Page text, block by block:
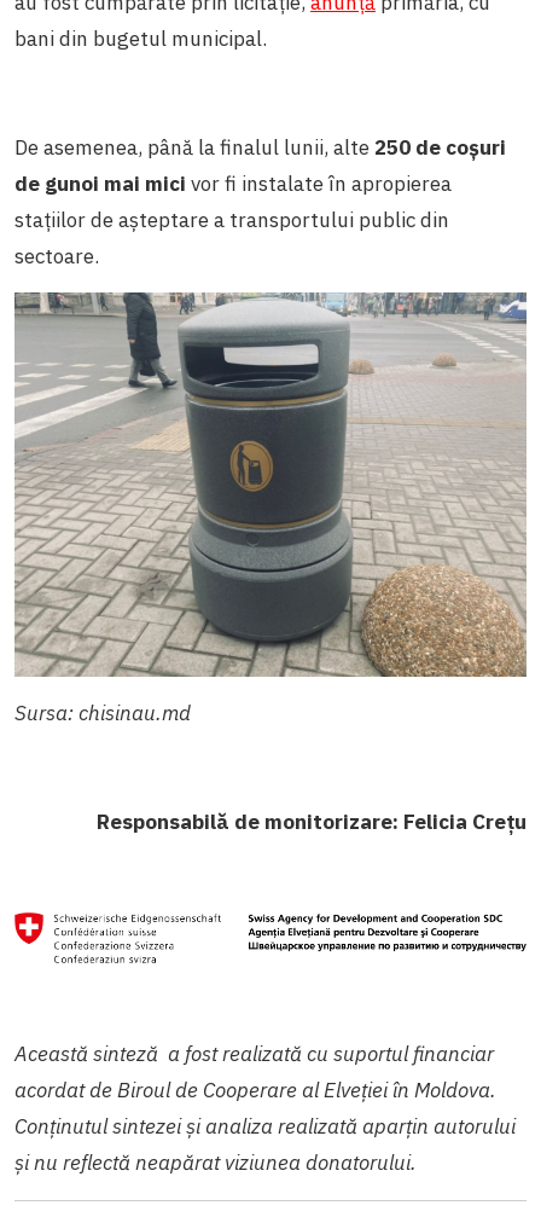
bani din bugetul municipal.
De asemenea, până la finalul lunii, alte 250 de coșuri
de gunoi mai mici vor fi instalate în apropierea
stațiilor de așteptare a transportului public din
sectoare.
Sursa: chisinau.md
Responsabilă de monitorizare: Felicia Crețu
Această sinteză a fost realizată cu suportul financiar
acordat de Biroul de Cooperare al Elveției în Moldova.
Conținutul sintezei și analiza realizată aparțin autorului
și nu reflectă neapărat viziunea donatorului.